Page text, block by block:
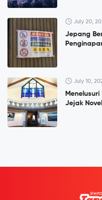
July 20,
Jepang
July 10,
Jejak